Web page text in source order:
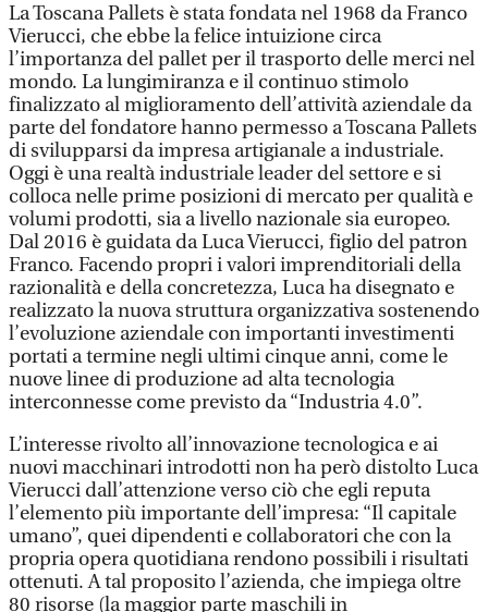
La Toscana Pallets è stata fondata nel 1968 da Franco
Vierucci, che ebbe la felice intuizione circa
l’importanza del pallet per il trasporto delle merci nel
mondo. La lungimiranza e il continuo stimolo
finalizzato al miglioramento dell’attività aziendale da
parte del fondatore hanno permesso a Toscana Pallets
di svilupparsi da impresa artigianale a industriale.
Oggi è una realtà industriale leader del settore e si
colloca nelle prime posizioni di mercato per qualità e
volumi prodotti, sia a livello nazionale sia europeo.
Dal 2016 è guidata da Luca Vierucci, figlio del patron
Franco. Facendo propri i valori imprenditoriali della
razionalità e della concretezza, Luca ha disegnato e
realizzato la nuova struttura organizzativa sostenendo
l’evoluzione aziendale con importanti investimenti
portati a termine negli ultimi cinque anni, come le
nuove linee di produzione ad alta tecnologia
interconnesse come previsto da “Industria 4.0”.
L’interesse rivolto all’innovazione tecnologica e ai
nuovi macchinari introdotti non ha però distolto Luca
Vierucci dall’attenzione verso ciò che egli reputa
l’elemento più importante dell’impresa: “Il capitale
umano”, quei dipendenti e collaboratori che con la
propria opera quotidiana rendono possibili i risultati
ottenuti. A tal proposito l’azienda, che impiega oltre
80 risorse (la maggior parte maschili in